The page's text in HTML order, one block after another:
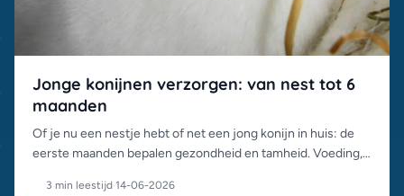
Jonge konijnen verzorgen: van nest tot 6
maanden
Of je nu een nestje hebt of net een jong konijn in huis: de
eerste maanden bepalen gezondheid en tamheid. Voeding,
3 min leestijd·14-06-2026